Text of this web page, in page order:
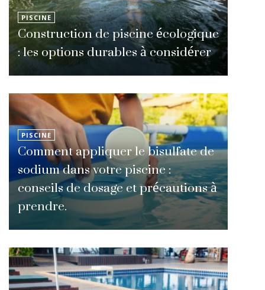
PISCINE
Construction de piscine écologique
: les options durables à considérer
PISCINE
Comment appliquer le bisulfate de
sodium dans votre piscine :
conseils de dosage et précautions à
prendre.